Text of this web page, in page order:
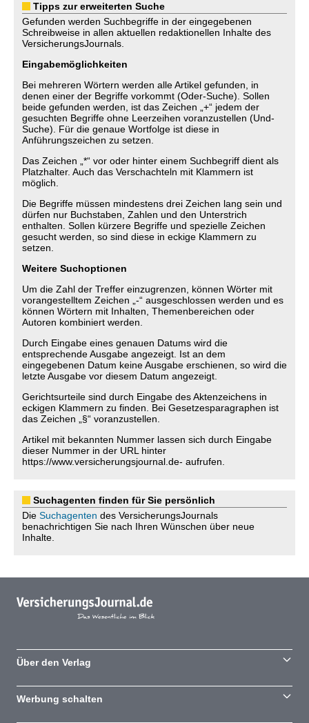
Tipps zur erweiterten Suche
Gefunden werden Suchbegriffe in der eingegebenen
Schreibweise in allen aktuellen redaktionellen Inhalte des
VersicherungsJournals.
Eingabemöglichkeiten
Bei mehreren Wörtern werden alle Artikel gefunden, in
denen einer der Begriffe vorkommt (Oder-Suche). Sollen
beide gefunden werden, ist das Zeichen „+“ jedem der
gesuchten Begriffe ohne Leerzeihen voranzustellen (Und-
Suche). Für die genaue Wortfolge ist diese in
Anführungszeichen zu setzen.
Das Zeichen „*“ vor oder hinter einem Suchbegriff dient als
Platzhalter. Auch das Verschachteln mit Klammern ist
möglich.
Die Begriffe müssen mindestens drei Zeichen lang sein und
dürfen nur Buchstaben, Zahlen und den Unterstrich
enthalten. Sollen kürzere Begriffe und spezielle Zeichen
gesucht werden, so sind diese in eckige Klammern zu
setzen.
Weitere Suchoptionen
Um die Zahl der Treffer einzugrenzen, können Wörter mit
vorangestelltem Zeichen „-“ ausgeschlossen werden und es
können Wörtern mit Inhalten, Themenbereichen oder
Autoren kombiniert werden.
Durch Eingabe eines genauen Datums wird die
entsprechende Ausgabe angezeigt. Ist an dem
eingegebenen Datum keine Ausgabe erschienen, so wird die
letzte Ausgabe vor diesem Datum angezeigt.
Gerichtsurteile sind durch Eingabe des Aktenzeichens in
eckigen Klammern zu finden. Bei Gesetzesparagraphen ist
das Zeichen „§“ voranzustellen.
Artikel mit bekannten Nummer lassen sich durch Eingabe
dieser Nummer in der URL hinter
https://www.versicherungsjournal.de- aufrufen.
Suchagenten finden für Sie persönlich
Die Suchagenten des VersicherungsJournals
benachrichtigen Sie nach Ihren Wünschen über neue
Inhalte.
Über den Verlag
Werbung schalten